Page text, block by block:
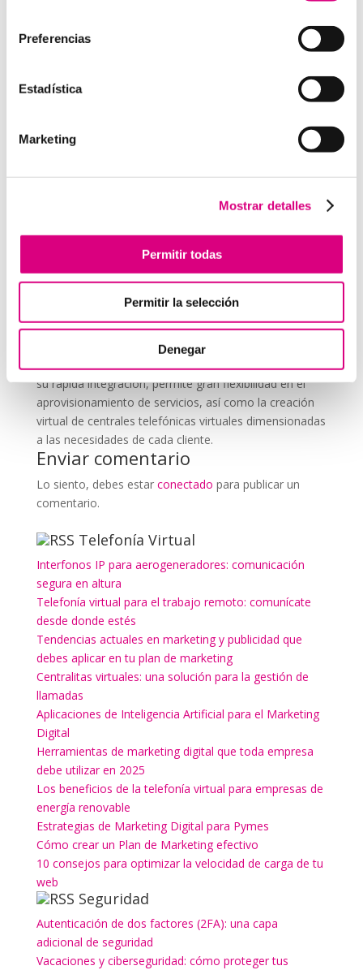
Preferencias
Estadística
Marketing
Mostrar detalles
Permitir todas
Permitir la selección
Denegar
Durabilidad y fiabilidad:
diseñados para durar en
entornos industriales sin mantenimiento constante.
se pueden integrar fácilmente en
proyectos nuevos o existentes.
Invertir en un buen sistema de intercomunicación es
tan importante como asegurar una buena red eléctrica.
Losinterfonos IP para aerogeneradoresson una
DesdeTelefonía Virtual Network, te invitamos a
lo prefieres, puedes enviarnos un correo electrónico a
virtual@networkes.como llamarnos al900 800 806.
Tenemos más de 15 años de experiencia en
instalación de sistemas de telefonía virtual. Gracias a
su rápida integración, permite gran flexibilidad en el
aprovisionamiento de servicios, así como la creación
virtual de centrales telefónicas virtuales dimensionadas
a las necesidades de cada cliente.
Enviar comentario
Lo siento, debes estar conectado para publicar un
comentario.
Telefonía Virtual
Interfonos IP para aerogeneradores: comunicación
segura en altura
Telefonía virtual para el trabajo remoto: comunícate
desde donde estés
Tendencias actuales en marketing y publicidad que
debes aplicar en tu plan de marketing
Centralitas virtuales: una solución para la gestión de
llamadas
Aplicaciones de Inteligencia Artificial para el Marketing
Digital
Herramientas de marketing digital que toda empresa
debe utilizar en 2025
Los beneficios de la telefonía virtual para empresas de
energía renovable
Estrategias de Marketing Digital para Pymes
Cómo crear un Plan de Marketing efectivo
10 consejos para optimizar la velocidad de carga de tu
web
Seguridad
Autenticación de dos factores (2FA): una capa
adicional de seguridad
Vacaciones y ciberseguridad: cómo proteger tus